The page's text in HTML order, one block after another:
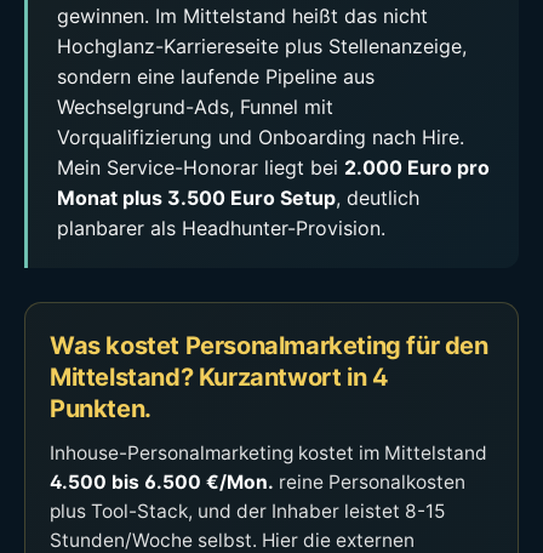
gewinnen. Im Mittelstand heißt das nicht
Hochglanz-Karriereseite plus Stellenanzeige,
sondern eine laufende Pipeline aus
Wechselgrund-Ads, Funnel mit
Vorqualifizierung und Onboarding nach Hire.
Mein Service-Honorar liegt bei 2.000 Euro pro
Monat plus 3.500 Euro Setup, deutlich
planbarer als Headhunter-Provision.
Was kostet Personalmarketing für den
Mittelstand? Kurzantwort in 4
Punkten.
Inhouse-Personalmarketing kostet im Mittelstand
4.500 bis 6.500 €/Mon. reine Personalkosten
plus Tool-Stack, und der Inhaber leistet 8-15
Stunden/Woche selbst. Hier die externen